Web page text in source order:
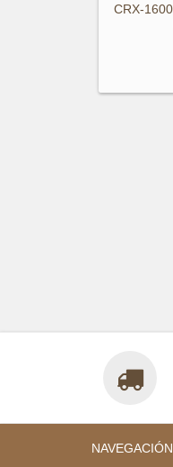
CRX-
NAVEGACIÓN